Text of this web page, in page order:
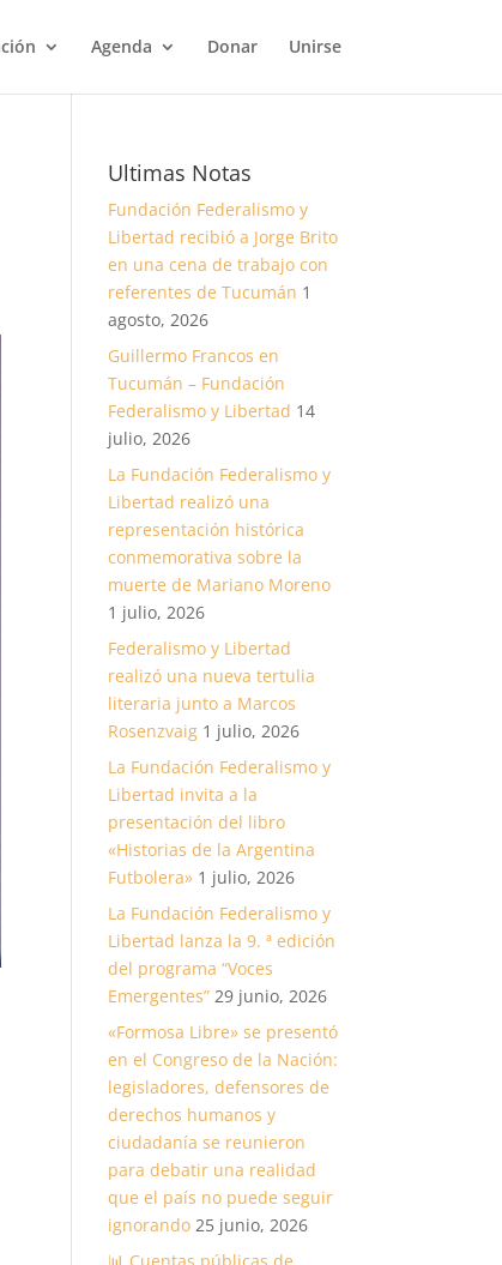
Agenda Donar Unirse
Ultimas Notas
Fundación Federalismo y
Libertad recibió a Jorge Brito
en una cena de trabajo con
referentes de Tucumán 1
agosto, 2026
Guillermo Francos en
Tucumán – Fundación
Federalismo y Libertad 14
julio, 2026
La Fundación Federalismo y
Libertad realizó una
representación histórica
conmemorativa sobre la
muerte de Mariano Moreno
1 julio, 2026
Federalismo y Libertad
realizó una nueva tertulia
literaria junto a Marcos
Rosenzvaig 1 julio, 2026
La Fundación Federalismo y
Libertad invita a la
presentación del libro
«Historias de la Argentina
Futbolera» 1 julio, 2026
La Fundación Federalismo y
Libertad lanza la 9. ª edición
del programa “Voces
Emergentes” 29 junio, 2026
«Formosa Libre» se presentó
en el Congreso de la Nación:
legisladores, defensores de
derechos humanos y
ciudadanía se reunieron
para debatir una realidad
que el país no puede seguir
ignorando 25 junio, 2026